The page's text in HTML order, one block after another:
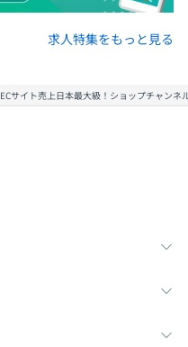
求人特集をもっと見る
ECサイト売上日本最大級！ショップチャンネ